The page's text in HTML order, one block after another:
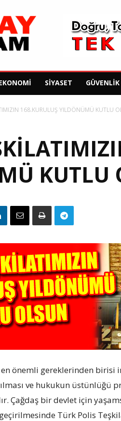
SIYASET GÜVENLIK
168.KURULUŞ YILDÖNÜMÜ KUTLU
KUTLU
önemli gereklerinden birisi
ve hukukun üstünlüğü
Çağdaş bir devlet için
Türk Polis